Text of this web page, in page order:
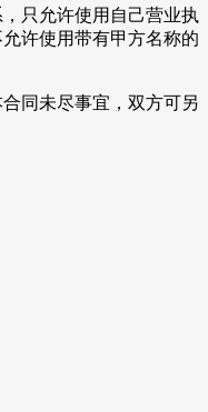
只允许使用自己营业执
许使用带有甲方名称的
同未尽事宜，双方可另